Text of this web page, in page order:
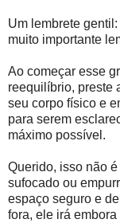
Um lembrete
muito importante
Ao começar esse
reequilíbrio, preste
seu corpo físico e
para serem
máximo possível.
Querido, isso não
sufocado ou
espaço seguro e
fora, ele irá